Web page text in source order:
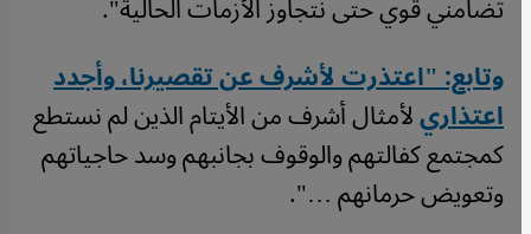
وتابع: "اعتذرت لأشرف عن تقصيرنا، وأجدد
اعتذاريلأمثال أشرف من الأيتام الذين لم نستطع
كمجتمع كفالتهم والوقوف بجانبهم وسد حاجياتهم
وتعويض حرمانهم …".